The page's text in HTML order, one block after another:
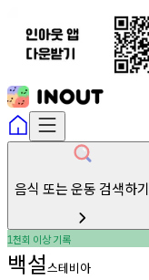
음식 또는 운동 검색하기
1천회 이상기록
백설스테비아